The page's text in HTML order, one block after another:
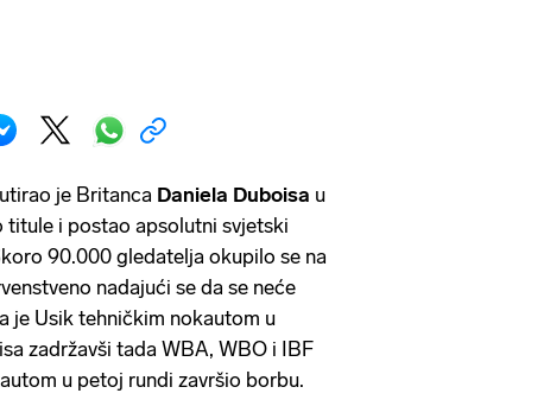
je Britanca Daniela Duboisa u
titule i postao apsolutni svjetski
90.000 gledatelja okupilo se na
nadajući se da se neće
je Usik tehničkim nokautom u
zadržavši tada WBA, WBO i IBF
u petoj rundi završio borbu.